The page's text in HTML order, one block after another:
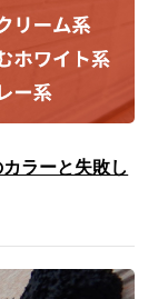
ラーと失敗し